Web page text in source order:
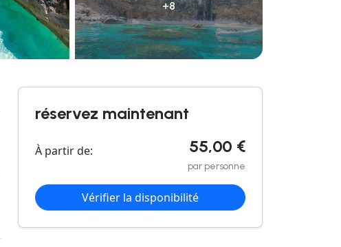
+8
réservez maintenant
À partir de: 55,00 €
par personne
Vérifier la disponibilité